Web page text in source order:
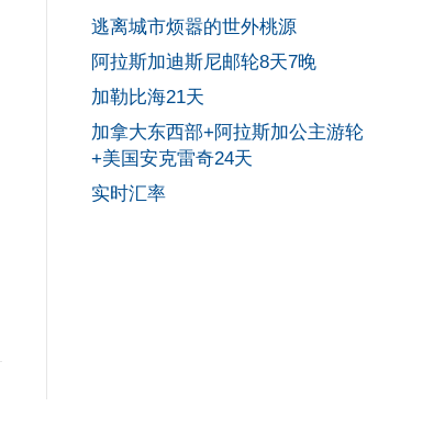
逃离城市烦嚣的世外桃源
阿拉斯加迪斯尼邮轮8天7晚
加勒比海21天
加拿大东西部+阿拉斯加公主游轮
+美国安克雷奇24天
实时汇率